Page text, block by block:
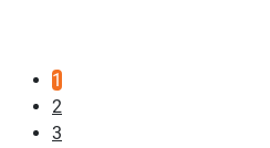
1
2
3